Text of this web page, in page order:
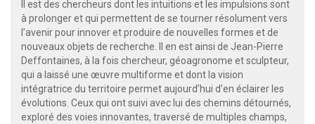
Il est des chercheurs dont les intuitions et les impulsions sont
à prolonger et qui permettent de se tourner résolument vers
l’avenir pour innover et produire de nouvelles formes et de
nouveaux objets de recherche. Il en est ainsi de Jean-Pierre
Deffontaines, à la fois chercheur, géoagronome et sculpteur,
qui a laissé une œuvre multiforme et dont la vision
intégratrice du territoire permet aujourd’hui d’en éclairer les
évolutions. Ceux qui ont suivi avec lui des chemins détournés,
exploré des voies innovantes, traversé de multiples champs,